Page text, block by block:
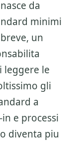
da
minimi
un
leggere le
gli
a
e processi
diventa piu